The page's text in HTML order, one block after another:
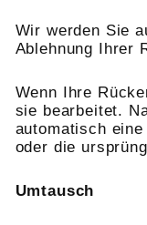
Wir werden Sie
Ablehnung Ihrer
Wenn Ihre
sie bearbeitet.
automatisch
oder die
Umtausch